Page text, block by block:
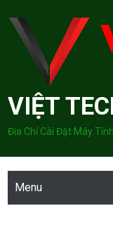
content
VIỆT
Địa Chỉ Cài Đặt Máy
Menu